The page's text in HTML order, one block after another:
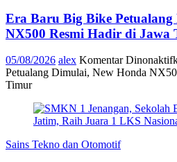
Era Baru Big Bike
NX500 Resmi Hadir di Jawa
05/08/2026 alex Komentar
Petualang Dimulai, New Honda
Timur
Sains Tekno dan Otomotif